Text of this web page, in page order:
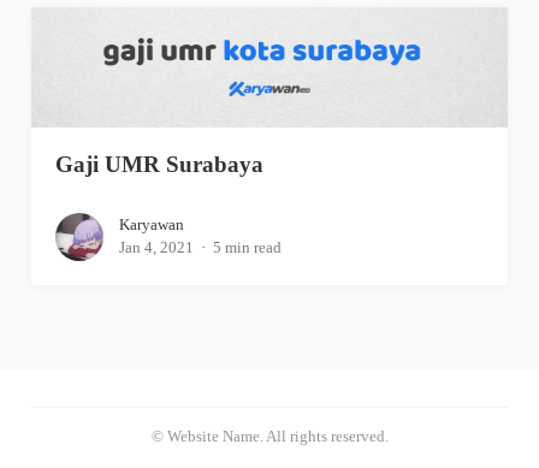
Gaji UMR Surabaya
Karyawan
Jan 4, 2021
5 min read
© Website Name. All rights reserved.